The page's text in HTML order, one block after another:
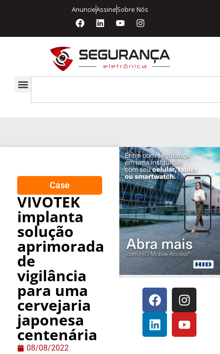
AnuncieAssineSobre Nós
Case
VIVOTEK
implanta
solução
aprimorada
de
vigilância
para uma
cervejaria
japonesa
centenária
08/08/2022